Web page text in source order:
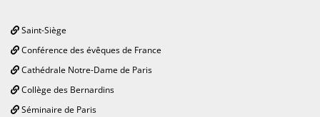
Saint-Siège
Conférence des évêques de France
Cathédrale Notre-Dame de Paris
Collège des Bernardins
Séminaire de Paris